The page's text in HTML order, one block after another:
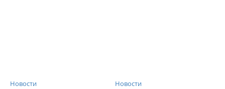
Новости Новости